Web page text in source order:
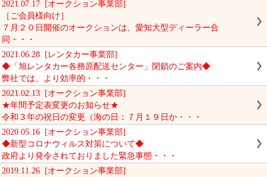
2021.07.17 [オークション事業部]
［ご会員様向け］
７月２０日開催のオークションは、愛知大型ディーラー合
同・・・
2021.06.28 [レンタカー事業部]
◆「旭レンタカー各務原配送センター」閉鎖のご案内◆
弊社では、より効率的・・・
2021.02.13 [オークション事業部]
★年間予定表変更のお知らせ★
令和３年の祝日の変更（海の日：７月１９日か・・・
2020.05.16 [オークション事業部]
◆新型コロナウィルス対策について◆
政府より発令されておりました緊急事態・・・
2019.11.26 [オークション事業部]